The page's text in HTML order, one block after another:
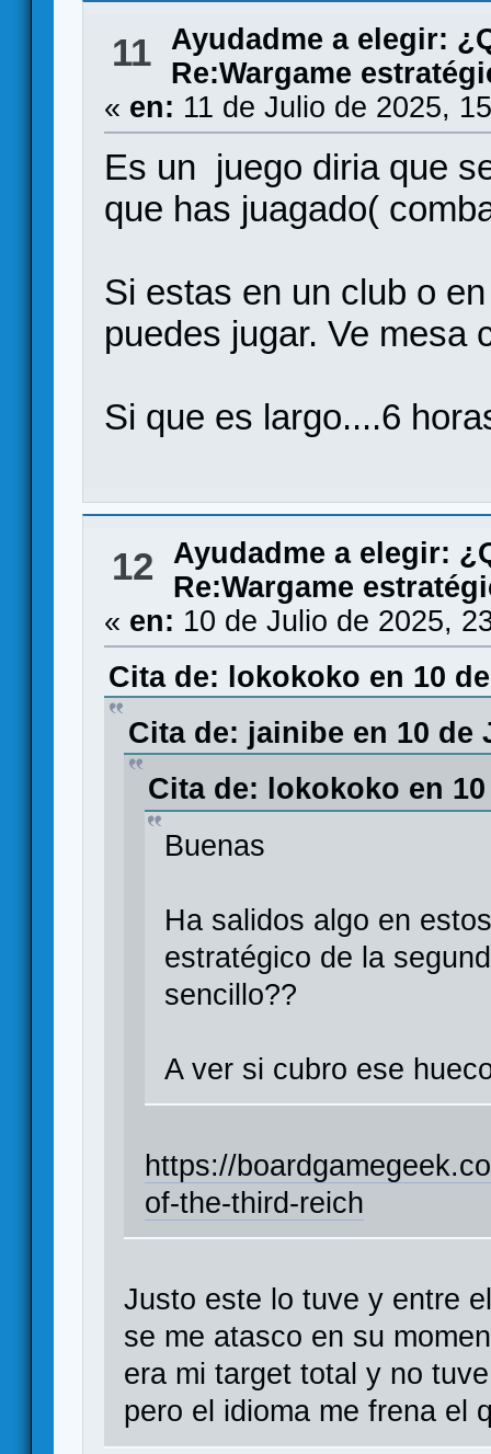
11 Ayudadme a elegir:
Re:Wargame
« en: 11 de Julio de 2025,
Es un juego diria que
que has juagado(
Si estas en un club o
puedes jugar. Ve mesa
Si que es largo....6
12
Ayudadme a elegir:
Re:Wargame
« en: 10 de Julio de 2025,
Cita de: lokokoko en 10
Cita de: jainibe en 10 de
Cita de: lokokoko en
Buenas
Ha salidos algo en
estratégico de la
sencillo??
A ver si cubro ese
https://
of-the-third-reich
Justo este lo tuve y entre
se me atasco en su
era mi target total y no
pero el idioma me frena el